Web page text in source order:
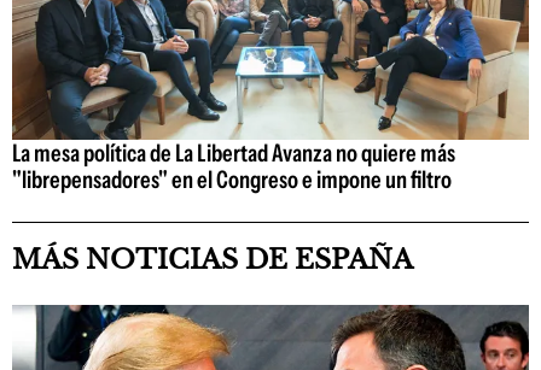
La mesa política de La Libertad Avanza no quiere más
"librepensadores" en el Congreso e impone un filtro
MÁS NOTICIAS DE ESPAÑA